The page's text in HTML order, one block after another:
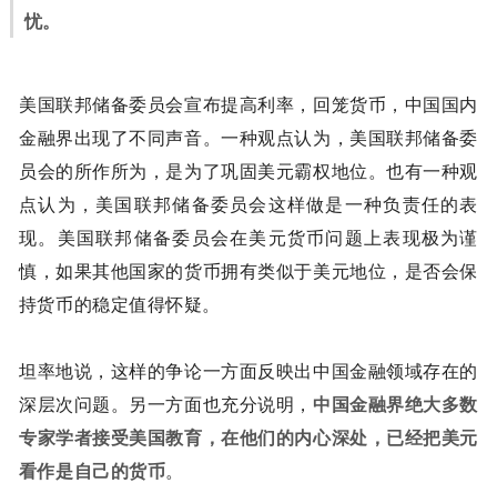
忧。
美国联邦储备委员会宣布提高利率，回笼货币，中国国内
金融界出现了不同声音。一种观点认为，美国联邦储备委
员会的所作所为，是为了巩固美元霸权地位。也有一种观
点认为，美国联邦储备委员会这样做是一种负责任的表
现。美国联邦储备委员会在美元货币问题上表现极为谨
慎，如果其他国家的货币拥有类似于美元地位，是否会保
持货币的稳定值得怀疑。
坦率地说，这样的争论一方面反映出中国金融领域存在的
深层次问题。另一方面也充分说明， 中国金融界绝大多数
专家学者接受美国教育，在他们的内心深处，已经把美元
看作是自己的货币。